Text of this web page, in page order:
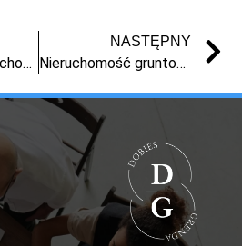
Udział 1/2 w nieruchomości w Chełmnie
NASTĘPNY
Nieruchomość gruntowa w Zofiewie